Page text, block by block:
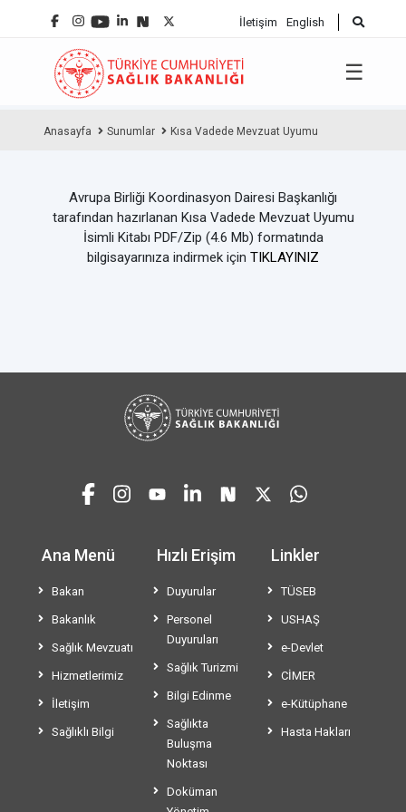
İletişim English
☰
Anasayfa Sunumlar Kısa Vadede Mevzuat Uyumu
Avrupa Birliği Koordinasyon Dairesi Başkanlığı
tarafından hazırlanan Kısa Vadede Mevzuat Uyumu
İsimli Kitabı PDF/Zip (4.6 Mb) formatında
bilgisayarınıza indirmek için TIKLAYINIZ
Ana Menü
Bakan
Bakanlık
Sağlık Mevzuatı
Hizmetlerimiz
İletişim
Sağlıklı Bilgi
Hızlı Erişim
Duyurular
Personel
Duyuruları
Sağlık Turizmi
Bilgi Edinme
Sağlıkta
Buluşma
Noktası
Doküman
Linkler
TÜSEB
USHAŞ
e-Devlet
CİMER
e-Kütüphane
Hasta Hakları